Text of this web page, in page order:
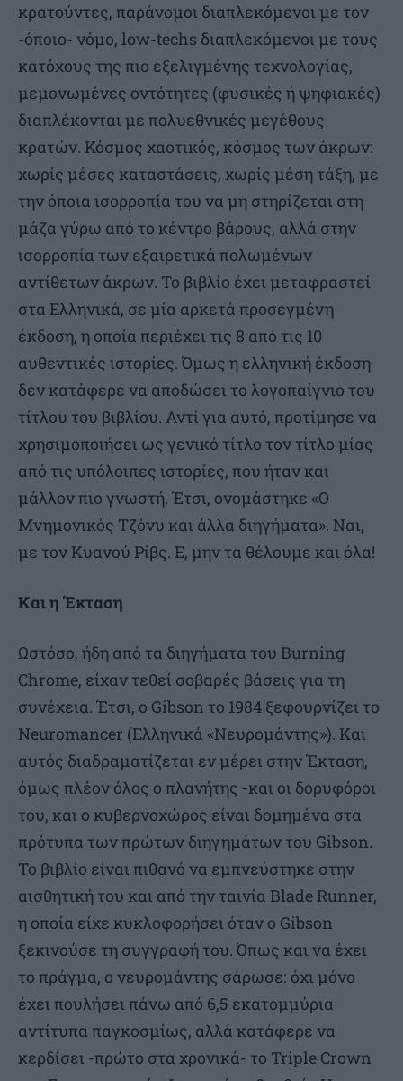
κρατούντες, παράνομοι διαπλεκόμενοι με τον
-όποιο- νόμο, low-techs διαπλεκόμενοι με τους
κατόχους της πιο εξελιγμένης τεχνολογίας,
μεμονωμένες οντότητες (φυσικές ή ψηφιακές)
διαπλέκονται με πολυεθνικές μεγέθους
κρατών. Κόσμος χαοτικός, κόσμος των άκρων:
χωρίς μέσες καταστάσεις, χωρίς μέση τάξη, με
την όποια ισορροπία του να μη στηρίζεται στη
μάζα γύρω από το κέντρο βάρους, αλλά στην
ισορροπία των εξαιρετικά πολωμένων
αντίθετων άκρων. Το βιβλίο έχει μεταφραστεί
στα Ελληνικά, σε μία αρκετά προσεγμένη
έκδοση, η οποία περιέχει τις 8 από τις 10
αυθεντικές ιστορίες. Όμως η ελληνική έκδοση
δεν κατάφερε να αποδώσει το λογοπαίγνιο του
τίτλου του βιβλίου. Αντί για αυτό, προτίμησε να
χρησιμοποιήσει ως γενικό τίτλο τον τίτλο μίας
από τις υπόλοιπες ιστορίες, που ήταν και
μάλλον πιο γνωστή. Έτσι, ονομάστηκε «Ο
Μνημονικός Τζόνυ και άλλα διηγήματα». Ναι,
με τον Κυανού Ρίβς. Ε, μην τα θέλουμε και όλα!
Και η Έκταση
Ωστόσο, ήδη από τα διηγήματα του Burning
Chrome, είχαν τεθεί σοβαρές βάσεις για τη
συνέχεια. Έτσι, ο Gibson το 1984 ξεφουρνίζει το
Neuromancer (Ελληνικά «Νευρομάντης»). Και
αυτός διαδραματίζεται εν μέρει στην Έκταση,
όμως πλέον όλος ο πλανήτης -και οι δορυφόροι
του, και ο κυβερνοχώρος είναι δομημένα στα
πρότυπα των πρώτων διηγημάτων του Gibson.
Το βιβλίο είναι πιθανό να εμπνεύστηκε στην
αισθητική του και από την ταινία Blade Runner,
η οποία είχε κυκλοφορήσει όταν ο Gibson
ξεκινούσε τη συγγραφή του. Όπως και να έχει
το πράγμα, ο νευρομάντης σάρωσε: όχι μόνο
έχει πουλήσει πάνω από 6,5 εκατομμύρια
αντίτυπα παγκοσμίως, αλλά κατάφερε να
κερδίσει -πρώτο στα χρονικά- το Triple Crown